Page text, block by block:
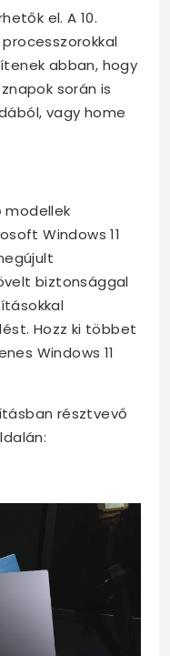
el. A 10.
abban, hogy
során is
vagy home
modellek
Windows 11
biztonsággal
Hozz ki többet
Windows 11
résztvevő